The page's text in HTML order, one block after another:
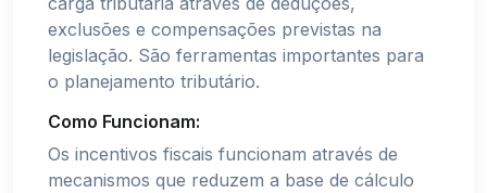
exclusões e compensações previstas na
legislação. São ferramentas importantes para
o planejamento tributário.
Como Funcionam:
Os incentivos fiscais funcionam através de
mecanismos que reduzem a base de cálculo